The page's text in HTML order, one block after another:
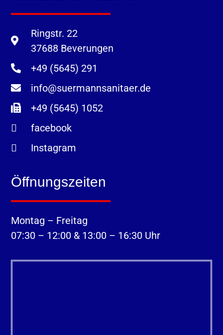
Ringstr. 22
37688 Beverungen
+49 (5645) 291
info@suermannsanitaer.de
+49 (5645) 1052
facebook
Instagram
Öffnungszeiten
Montag – Freitag
07:30 – 12:00 & 13:00 – 16:30 Uhr